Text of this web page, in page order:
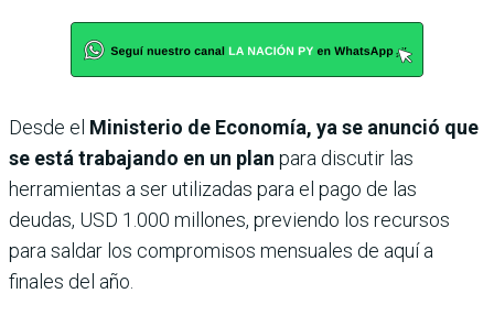
Desde el Ministerio de Economía, ya se anunció que
se está trabajando en un plan para discutir las
herramientas a ser utilizadas para el pago de las
deudas, USD 1.000 millones, previendo los recursos
para saldar los compromisos mensuales de aquí a
finales del año.